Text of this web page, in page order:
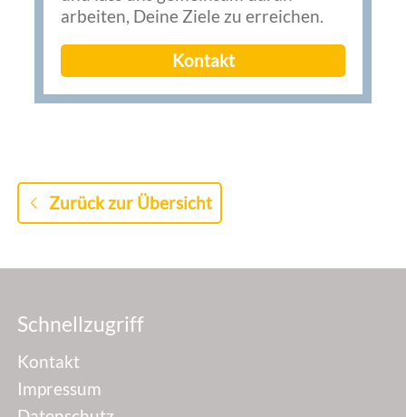
arbeiten, Deine Ziele zu erreichen.
Kontakt
Zurück zur Übersicht
Schnellzugriff
Kontakt
Impressum